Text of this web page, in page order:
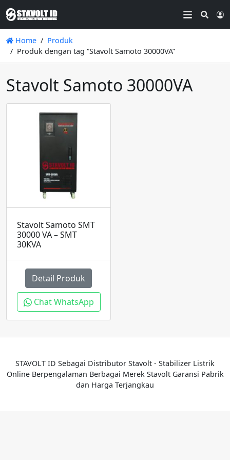
Home
Produk
Produk dengan tag “Stavolt Samoto 30000VA”
Stavolt Samoto 30000VA
Stavolt Samoto SMT
30000 VA – SMT
30KVA
Detail Produk
Chat WhatsApp
STAVOLT ID Sebagai Distributor Stavolt - Stabilizer Listrik
Online Berpengalaman Berbagai Merek Stavolt Garansi Pabrik
dan Harga Terjangkau